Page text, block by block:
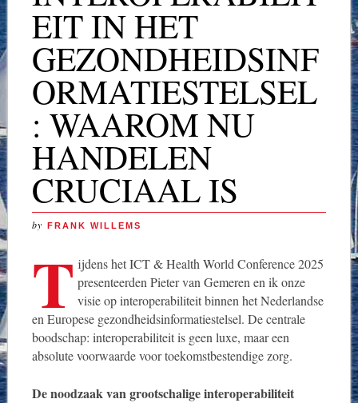
EIT IN HET
GEZONDHEIDSINF
ORMATIESTELSEL
: WAAROM NU
HANDELEN
CRUCIAAL IS
by FRANK WILLEMS
T ijdens het ICT & Health World Conference 2025
presenteerden Pieter van Gemeren en ik onze
visie op interoperabiliteit binnen het Nederlandse
en Europese gezondheidsinformatiestelsel. De centrale
boodschap: interoperabiliteit is geen luxe, maar een
absolute voorwaarde voor toekomstbestendige zorg.
De noodzaak van grootschalige interoperabiliteit